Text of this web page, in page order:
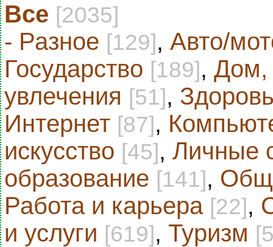
Все [2035]
- Разное [129], Авто/
Государство [189], Дом,
увлечения [51],
Интернет [87],
искусство [45], Личные
образование [141],
Работа и карьера [22],
и услуги [619], Туризм